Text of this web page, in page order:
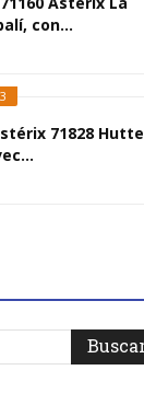
con...
71828 Hutte